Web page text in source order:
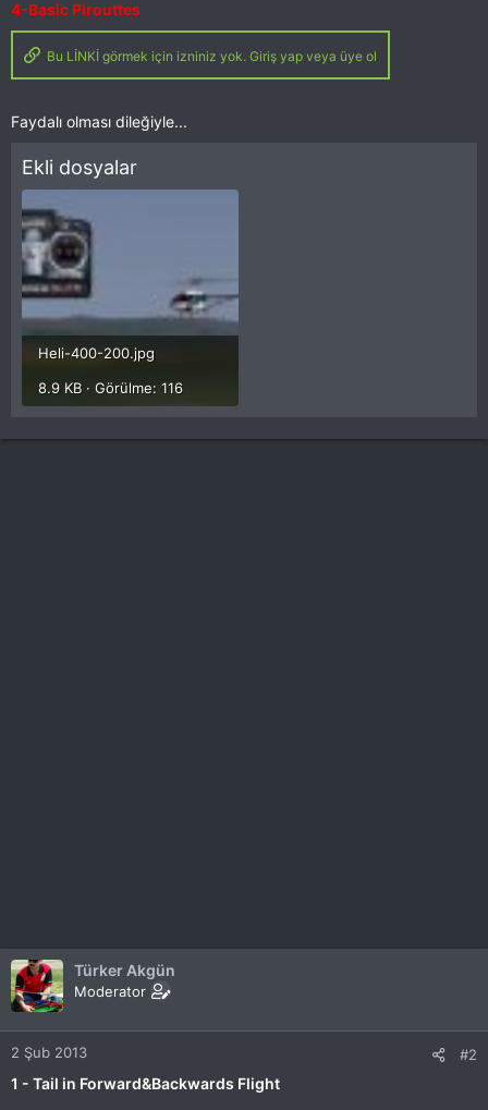
4-Basic Pirouttes
Bu LİNKİ görmek için izniniz yok. Giriş yap veya üye ol
Faydalı olması dileğiyle...
Ekli dosyalar
Heli-400-200.jpg
8.9 KB · Görülme: 116
Türker Akgün
Moderator
2 Şub 2013 #2
1 - Tail in Forward&Backwards Flight